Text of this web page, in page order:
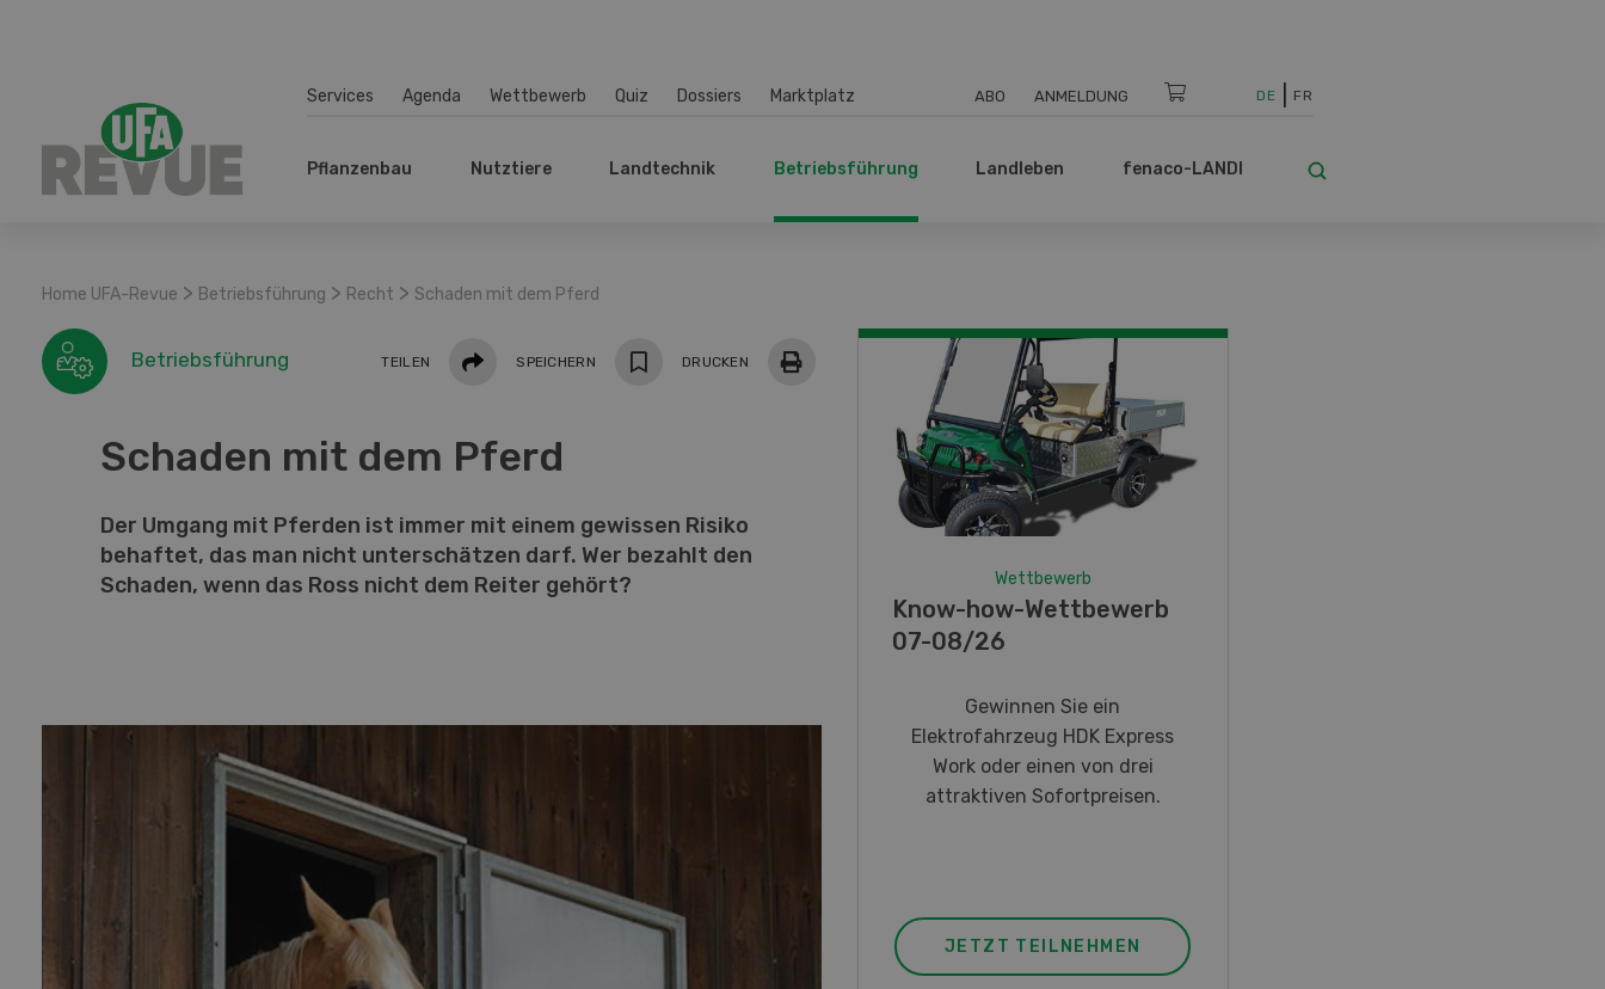
Services Agenda Wettbewerb Quiz Dossiers Marktplatz ABO ANMELDUNG DE FR
Pflanzenbau Nutztiere Landtechnik Betriebsführung Landleben fenaco-LANDI
Home UFA-Revue > Betriebsführung > Recht > Schaden mit dem Pferd
Betriebsführung TEILEN Teilen SPEICHERN DRUCKEN
Schaden mit dem Pferd
Der Umgang mit Pferden ist immer mit einem gewissen Risiko
behaftet, das man nicht unterschätzen darf. Wer bezahlt den
Schaden, wenn das Ross nicht dem Reiter gehört?
Wettbewerb
Know-how-Wettbewerb
07-08/26
Gewinnen Sie ein
Elektrofahrzeug HDK Express
Work oder einen von drei
attraktiven Sofortpreisen.
JETZT TEILNEHMEN